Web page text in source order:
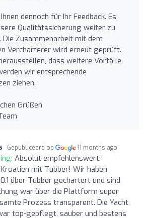
dennoch für Ihr Feedback. Es
Qualitätssicherung weiter zu
Die Zusammenarbeit mit dem
Vercharterer wird erneut geprüft.
dass weitere Vorfälle
wir entsprechende
ziehen.
Grüßen
Gepubliceerd op 11 months ago
Absolut empfehlenswert:
mit Tubber! Wir haben
über Tubber gechartert und sind
war über die Plattform super
Prozess transparent. Die Yacht,
top-gepflegt, sauber und bestens